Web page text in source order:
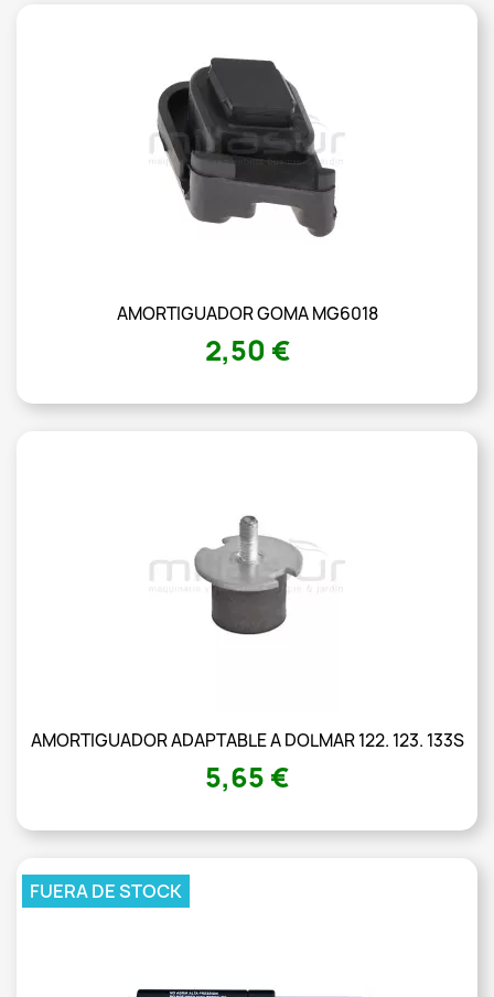
AMORTIGUADOR GOMA MG6018
2,50 €
AMORTIGUADOR ADAPTABLE A DOLMAR 122. 123. 133S
5,65 €
FUERA DE STOCK